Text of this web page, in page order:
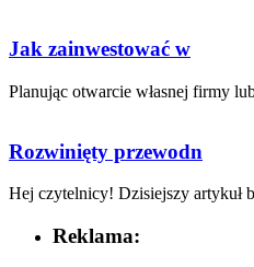
Jak zainwestować w
Planując otwarcie ⁣własnej ⁤firmy
Rozwinięty przewodn
Hej czytelnicy!​ Dzisiejszy artykuł
Reklama: